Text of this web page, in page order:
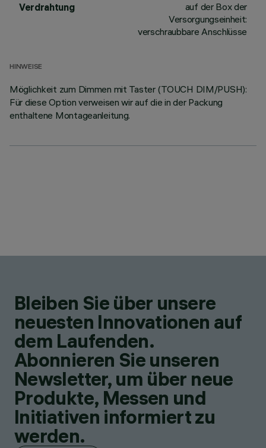
Verdrahtung
auf der Box der
Versorgungseinheit:
verschraubbare Anschlüsse
HINWEISE
Möglichkeit zum Dimmen mit Taster (TOUCH DIM/PUSH):
Für diese Option verweisen wir auf die in der Packung
enthaltene Montageanleitung.
Bleiben Sie über unsere
neuesten Innovationen auf
dem Laufenden.
Abonnieren Sie unseren
Newsletter, um über neue
Produkte, Messen und
Initiativen informiert zu
werden.